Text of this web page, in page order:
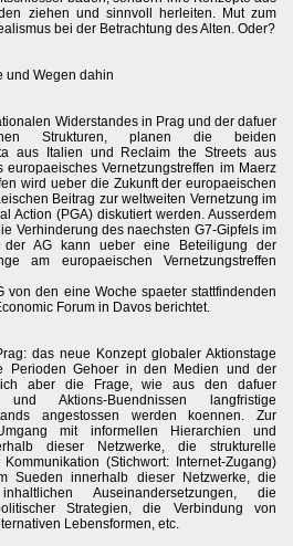
ziehen und sinnvoll herleiten. Mut zum
bei der Betrachtung des Alten. Oder?
und Wegen dahin
Widerstandes in Prag und der dafuer
Strukturen, planen die beiden
aus Italien und Reclaim the Streets aus
Vernetzungstreffen im Maerz
wird ueber die Zukunft der europaeischen
Beitrag zur weltweiten Vernetzung im
Action (PGA) diskutiert werden. Ausserdem
Verhinderung des naechsten G7-Gipfels im
AG kann ueber eine Beteiligung der
am europaeischen Vernetzungstreffen
von den eine Woche spaeter stattfindenden
Forum in Davos berichtet.
das neue Konzept globaler Aktionstage
Perioden Gehoer in den Medien und der
aber die Frage, wie aus den dafuer
Aktions-Buendnissen langfristige
angestossen werden koennen. Zur
mit informellen Hierarchien und
dieser Netzwerke, die strukturelle
(Stichwort: Internet-Zugang)
Sueden innerhalb dieser Netzwerke, die
Auseinandersetzungen, die
Strategien, die Verbindung von
Lebensformen, etc.